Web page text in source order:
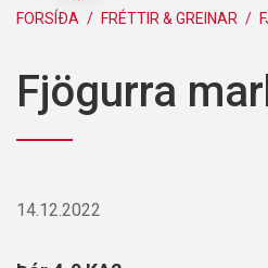
Handbolti
Knattspyrna
FORSÍÐA / FRÉTTIR & GREINAR /
Fjögurra
14.12.2022